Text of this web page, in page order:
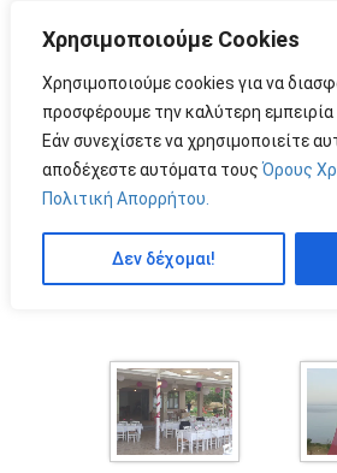
Χρησιμοποιούμε Cookies
Χρησιμοποιούμε cookies για να
προσφέρουμε την καλύτερη εμπειρία
Εάν συνεχίσετε να χρησιμοποιείτε
αποδέχεστε αυτόματα τους Όρους
Πολιτική Απορρήτου.
Δεν δέχομαι!
ΙΔΙΑΊΤΕΡΕΣ ΣΤΙΓΜΈΣ